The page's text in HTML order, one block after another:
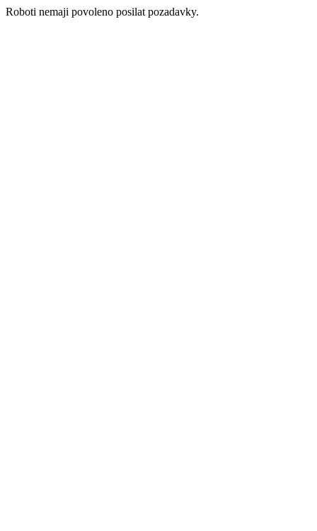
Roboti nemaji povoleno posilat pozadavky.